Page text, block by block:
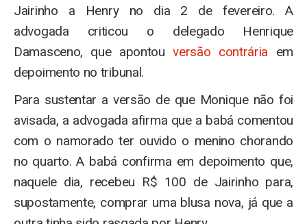
Jairinho a Henry no dia 2 de fevereiro. A
advogada criticou o delegado Henrique
Damasceno, que apontouversão contrária em
depoimento no tribunal.
Para sustentar a versão de que Monique não foi
avisada, a advogada afirma que a babá comentou
com o namorado ter ouvido o menino chorando
no quarto. A babá confirma em depoimento que,
naquele dia, recebeu R$ 100 de Jairinho para,
supostamente, comprar uma blusa nova, já que a